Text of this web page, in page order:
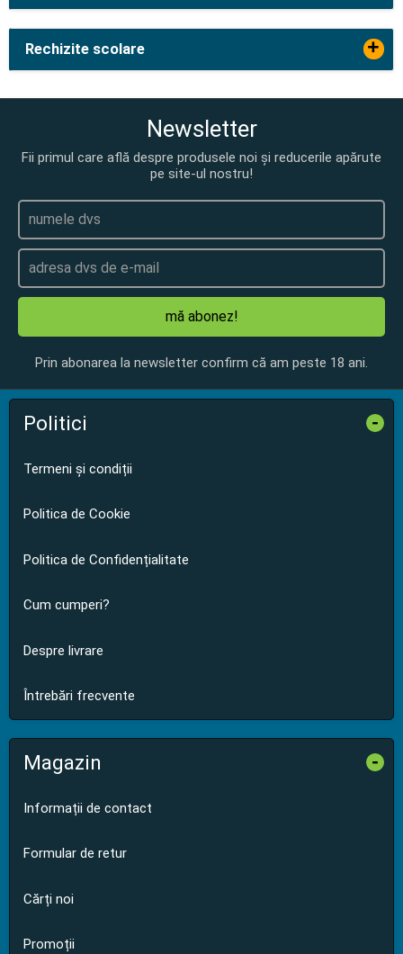
Rechizite scolare +
Newsletter
Fii primul care află despre produsele noi și reducerile apărute
pe site-ul nostru!
mă abonez!
Prin abonarea la newsletter confirm că am peste 18 ani.
Politici -
Termeni și condiții
Politica de Cookie
Politica de Confidențialitate
Cum cumperi?
Despre livrare
Întrebări frecvente
Magazin -
Informații de contact
Formular de retur
Cărți noi
Promoții